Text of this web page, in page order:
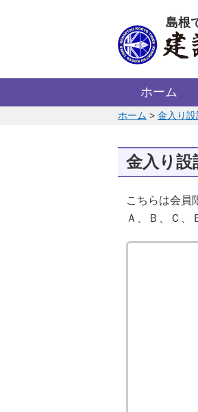
島根
ホーム
このページの位置:
ホーム > 金入り設
金入り設
こちらは会員
Ａ、Ｂ、Ｃ、